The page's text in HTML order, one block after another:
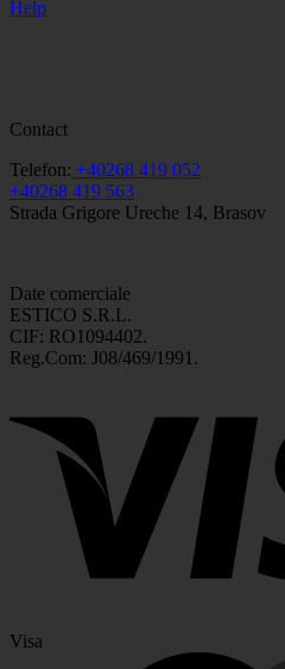
Help
Contact
Telefon: +40268 419 052
+40268 419 563
Strada Grigore Ureche 14, Brasov
Date comerciale
ESTICO S.R.L.
CIF: RO1094402.
Reg.Com: J08/469/1991.
Visa